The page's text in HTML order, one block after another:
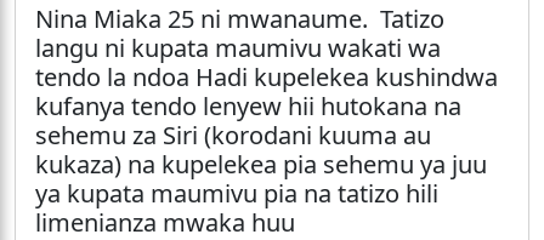
Nina Miaka 25 ni mwanaume. Tatizo
langu ni kupata maumivu wakati wa
tendo la ndoa Hadi kupelekea kushindwa
kufanya tendo lenyew hii hutokana na
sehemu za Siri (korodani kuuma au
kukaza) na kupelekea pia sehemu ya juu
ya kupata maumivu pia na tatizo hili
limenianza mwaka huu